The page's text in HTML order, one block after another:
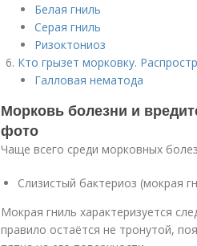
Белая гниль
Серая гниль
Ризоктониоз
Кто грызет морковку.
Галловая нематода
Морковь болезни и
фото
Чаще всего среди морковных
Слизистый бактериоз (мокрая
Мокрая гниль характеризуется
правило остаётся не тронутой,